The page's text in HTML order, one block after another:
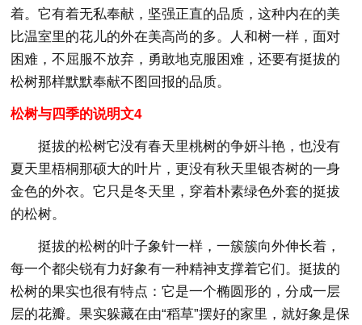
着。它有着无私奉献，坚强正直的品质，这种内在的美
比温室里的花儿的外在美高尚的多。人和树一样，面对
困难，不屈服不放弃，勇敢地克服困难，还要有挺拔的
松树那样默默奉献不图回报的品质。
松树与四季的说明文4
挺拔的松树它没有春天里桃树的争妍斗艳，也没有
夏天里梧桐那硕大的叶片，更没有秋天里银杏树的一身
金色的外衣。它只是冬天里，穿着朴素绿色外套的挺拔
的松树。
挺拔的松树的叶子象针一样，一簇簇向外伸长着，
每一个都尖锐有力好象有一种精神支撑着它们。挺拔的
松树的果实也很有特点：它是一个椭圆形的，分成一层
层的花瓣。果实躲藏在由“稻草”摆好的家里，就好象是保